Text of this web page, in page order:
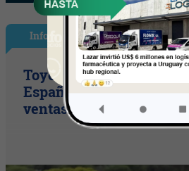
InfoNegocios España
Toyota consolida su
España en julio tras
ventas un 10% en 2026